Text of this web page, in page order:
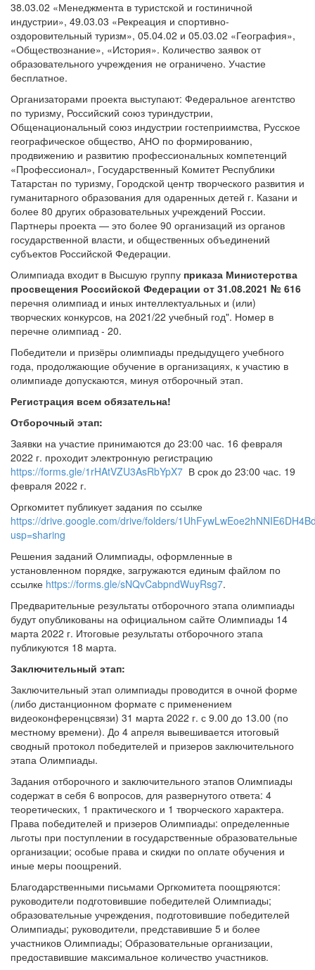
38.03.02 «Менеджмента в туристской и гостиничной
индустрии», 49.03.03 «Рекреация и спортивно-
оздоровительный туризм», 05.04.02 и 05.03.02 «География»,
«Обществознание», «История». Количество заявок от
образовательного учреждения не ограничено. Участие
бесплатное.
Организаторами проекта выступают: Федеральное агентство
по туризму, Российский союз туриндустрии,
Общенациональный союз индустрии гостеприимства, Русское
географическое общество, АНО по формированию,
продвижению и развитию профессиональных компетенций
«Профессионал», Государственный Комитет Республики
Татарстан по туризму, Городской центр творческого развития и
гуманитарного образования для одаренных детей г. Казани и
более 80 других образовательных учреждений России.
Партнеры проекта — это более 90 организаций из органов
государственной власти, и общественных объединений
субъектов Российской Федерации.
Олимпиада входит в Высшую группу приказа Министерства
просвещения Российской Федерации от 31.08.2021 № 616
перечня олимпиад и иных интеллектуальных и (или)
творческих конкурсов, на 2021/22 учебный год". Номер в
перечне олимпиад - 20.
Победители и призёры олимпиады предыдущего учебного
года, продолжающие обучение в организациях, к участию в
олимпиаде допускаются, минуя отборочный этап.
Регистрация всем обязательна!
Отборочный этап:
Заявки на участие принимаются до 23:00 час. 16 февраля
2022 г. проходит электронную регистрацию
https://forms.gle/1rHAtVZU3AsRbYpX7 В срок до 23:00 час. 19
февраля 2022 г.
Оргкомитет публикует задания по ссылке
https://drive.google.com/drive/folders/
usp=sharing
Решения заданий Олимпиады, оформленные в
установленном порядке, загружаются единым файлом по
ссылке https://forms.gle/sNQvCabpndWuyRsg7.
Предварительные результаты отборочного этапа олимпиады
будут опубликованы на официальном сайте Олимпиады 14
марта 2022 г. Итоговые результаты отборочного этапа
публикуются 18 марта.
Заключительный этап:
Заключительный этап олимпиады проводится в очной форме
(либо дистанционном формате с применением
видеоконференцсвязи) 31 марта 2022 г. с 9.00 до 13.00 (по
местному времени). До 4 апреля вывешивается итоговый
сводный протокол победителей и призеров заключительного
этапа Олимпиады.
Задания отборочного и заключительного этапов Олимпиады
содержат в себя 6 вопросов, для развернутого ответа: 4
теоретических, 1 практического и 1 творческого характера.
Права победителей и призеров Олимпиады: определенные
льготы при поступлении в государственные образовательные
организации; особые права и скидки по оплате обучения и
иные меры поощрений.
Благодарственными письмами Оргкомитета поощряются:
руководители подготовившие победителей Олимпиады;
образовательные учреждения, подготовившие победителей
Олимпиады; руководители, представившие 5 и более
участников Олимпиады; Образовательные организации,
предоставившие максимальное количество участников.